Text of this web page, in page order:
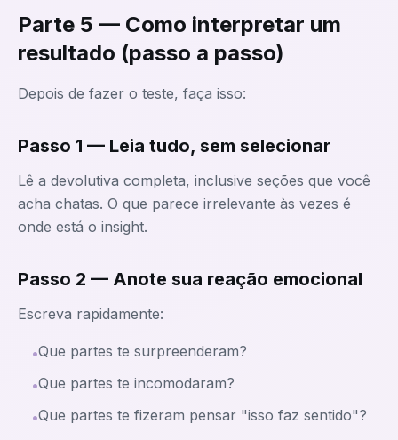
Parte 5 — Como interpretar um
resultado (passo a passo)
Depois de fazer o teste, faça isso:
Passo 1 — Leia tudo, sem selecionar
Lê a devolutiva completa, inclusive seções que você
acha chatas. O que parece irrelevante às vezes é
onde está o insight.
Passo 2 — Anote sua reação emocional
Escreva rapidamente:
•Que partes te surpreenderam?
•Que partes te incomodaram?
•Que partes te fizeram pensar "isso faz sentido"?